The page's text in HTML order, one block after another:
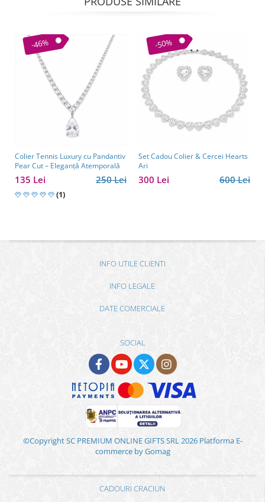
-46%
Colier Tennis Luxury cu Pandantiv
Pear Cut – Eleganță Atemporală
250 Lei
135 Lei
(1)
-50%
Set Cadou Colier & Cercei Hearts
Ari
600 Lei
300 Lei
INFO UTILE CLIENTI
INFO LEGALE
DATE COMERCIALE
SOCIAL
©Copyright SC PREMIUM ONLINE GIFTS SRL 2026 Platforma E-
commerce by Gomag
CADOURI CRACIUN